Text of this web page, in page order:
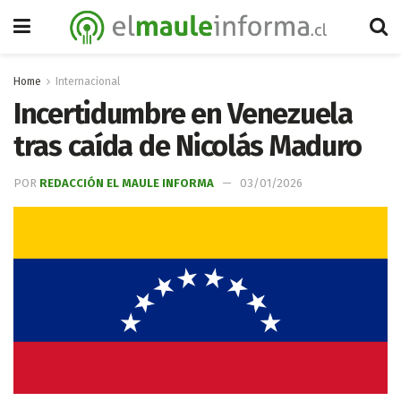
Home Internacional
Incertidumbre en Venezuela
tras caída de Nicolás Maduro
POR REDACCIÓN EL MAULE INFORMA 03/01/2026